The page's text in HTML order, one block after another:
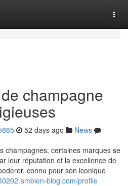
champagne
52 days ago
News
champagnes, certaines marques se
leur réputation et la excellence de
connu pour son iconique
blog.com/profile